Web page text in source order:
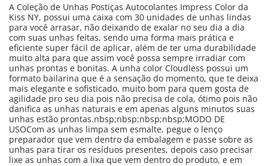
A Coleção de Unhas Postiças Autocolantes Impress Color da
Kiss NY, possui uma caixa com 30 unidades de unhas lindas
para você arrasar, não deixando de exalar no seu dia a dia
com suas unhas feitas, sendo uma forma mais prática e
eficiente super fácil de aplicar, além de ter uma durabilidade
muito alta para que assim você possa sempre irradiar com
unhas prontas e bonitas. A unha color Cloudless possui um
formato bailarina que é a sensação do momento, que te deixa
mais elegante e sofisticado, muito bom para quem gosta de
agilidade pro seu dia pois não precisa de cola, ótimo pois não
danifica as unhas naturais e em apenas alguns minutos suas
unhas estão prontas.nbsp;nbsp;nbsp;nbsp;MODO DE
USOCom as unhas limpa sem esmalte, pegue o lenço
preparador que vem dentro da embalagem e passe sobre as
unhas para tirar os resíduos presentes, depois caso precisar
lixe as unhas com a lixa que vem dentro do produto, e em